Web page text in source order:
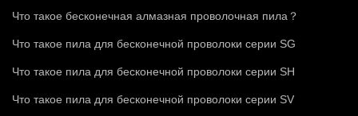
Что такое бесконечная алмазная проволочная пила？
Что такое пила для бесконечной проволоки серии SG
Что такое пила для бесконечной проволоки серии SH
Что такое пила для бесконечной проволоки серии SV